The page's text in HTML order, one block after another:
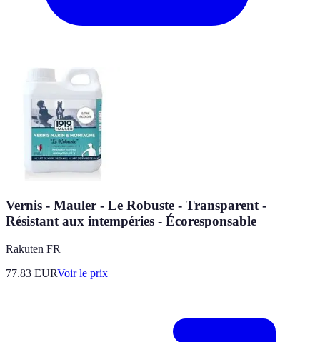
Vernis - Mauler - Le Robuste - Transparent -
Résistant aux intempéries - Écoresponsable
Rakuten FR
77.83 EURVoir le prix